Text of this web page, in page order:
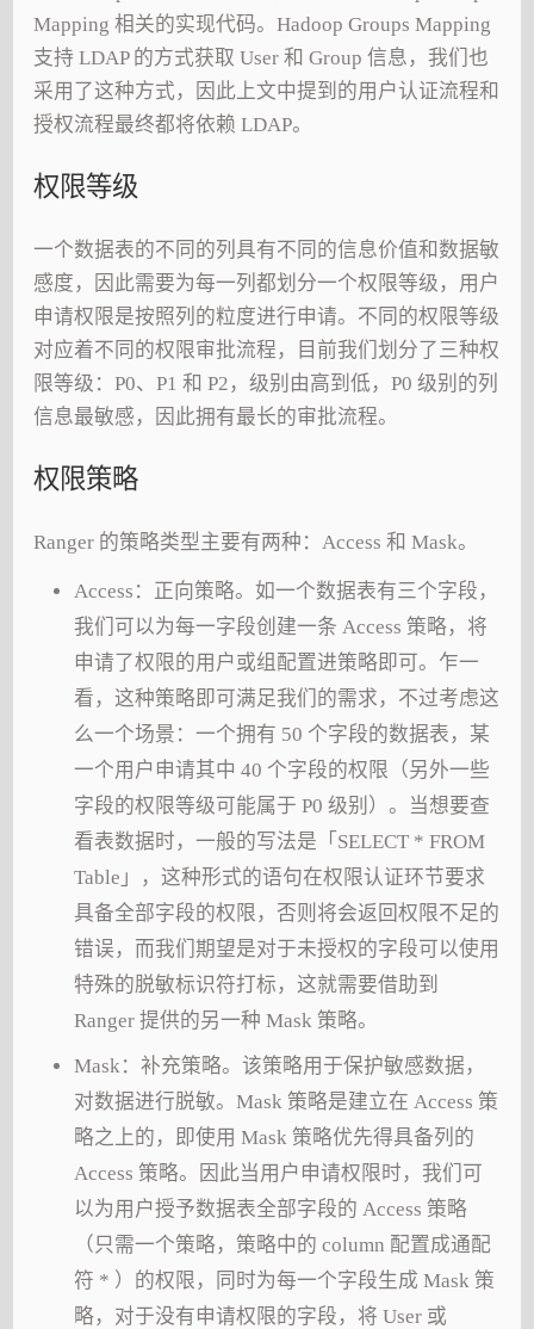
Mapping 相关的实现代码。Hadoop Groups Mapping
支持 LDAP 的方式获取 User 和 Group 信息，我们也
采用了这种方式，因此上文中提到的用户认证流程和
授权流程最终都将依赖 LDAP。
权限等级
一个数据表的不同的列具有不同的信息价值和数据敏
感度，因此需要为每一列都划分一个权限等级，用户
申请权限是按照列的粒度进行申请。不同的权限等级
对应着不同的权限审批流程，目前我们划分了三种权
限等级：P0、P1 和 P2，级别由高到低，P0 级别的列
信息最敏感，因此拥有最长的审批流程。
权限策略
Ranger 的策略类型主要有两种：Access 和 Mask。
Access：正向策略。如一个数据表有三个字段，
我们可以为每一字段创建一条 Access 策略，将
申请了权限的用户或组配置进策略即可。乍一
看，这种策略即可满足我们的需求，不过考虑这
么一个场景：一个拥有 50 个字段的数据表，某
一个用户申请其中 40 个字段的权限（另外一些
字段的权限等级可能属于 P0 级别）。当想要查
看表数据时，一般的写法是「SELECT * FROM
Table」，这种形式的语句在权限认证环节要求
具备全部字段的权限，否则将会返回权限不足的
错误，而我们期望是对于未授权的字段可以使用
特殊的脱敏标识符打标，这就需要借助到
Ranger 提供的另一种 Mask 策略。
Mask：补充策略。该策略用于保护敏感数据，
对数据进行脱敏。Mask 策略是建立在 Access 策
略之上的，即使用 Mask 策略优先得具备列的
Access 策略。因此当用户申请权限时，我们可
以为用户授予数据表全部字段的 Access 策略
（只需一个策略，策略中的 column 配置成通配
符 * ）的权限，同时为每一个字段生成 Mask 策
略，对于没有申请权限的字段，将 User 或